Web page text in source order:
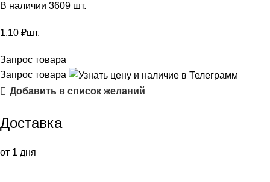
В наличии 3609 шт.
1,10 ₽шт.
Запрос товара
Запрос товара
Добавить в список желаний
Доставка
от 1 дня